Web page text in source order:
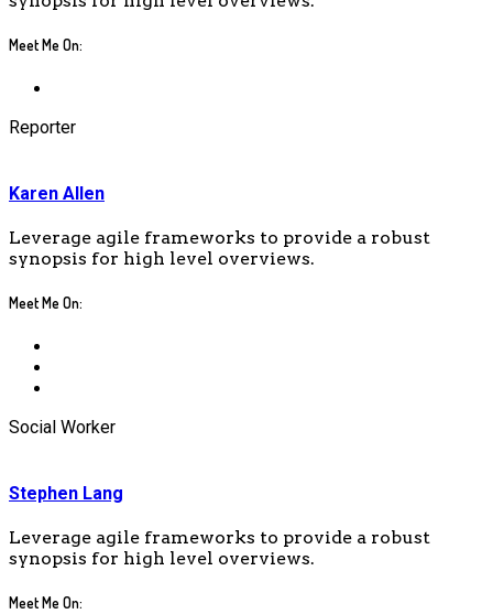
Meet Me On:
Reporter
Karen Allen
Leverage agile frameworks to provide a robust
synopsis for high level overviews.
Meet Me On:
Social Worker
Stephen Lang
Leverage agile frameworks to provide a robust
synopsis for high level overviews.
Meet Me On: